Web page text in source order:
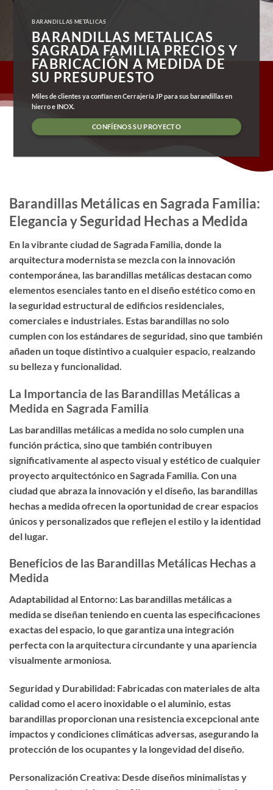
BARANDILLAS METÁLICAS
BARANDILLAS METALICAS
SAGRADA FAMILIA PRECIOS Y
FABRICACIÓN A MEDIDA DE
SU PRESUPUESTO
Miles de clientes ya confían en Cerrajería JP para sus barandillas en
hierro e INOX.
CONFÍENOS SU PROYECTO
Barandillas Metálicas en Sagrada Familia:
Elegancia y Seguridad Hechas a Medida
En la vibrante ciudad de Sagrada Familia, donde la
arquitectura modernista se mezcla con la innovación
contemporánea, las barandillas metálicas destacan como
elementos esenciales tanto en el diseño estético como en
la seguridad estructural de edificios residenciales,
comerciales e industriales. Estas barandillas no solo
cumplen con los estándares de seguridad, sino que también
añaden un toque distintivo a cualquier espacio, realzando
su belleza y funcionalidad.
La Importancia de las Barandillas Metálicas a
Medida en Sagrada Familia
Las barandillas metálicas a medida no solo cumplen una
función práctica, sino que también contribuyen
significativamente al aspecto visual y estético de cualquier
proyecto arquitectónico en Sagrada Familia. Con una
ciudad que abraza la innovación y el diseño, las barandillas
hechas a medida ofrecen la oportunidad de crear espacios
únicos y personalizados que reflejen el estilo y la identidad
del lugar.
Beneficios de las Barandillas Metálicas Hechas a
Medida
Adaptabilidad al Entorno: Las barandillas metálicas a
medida se diseñan teniendo en cuenta las especificaciones
exactas del espacio, lo que garantiza una integración
perfecta con la arquitectura circundante y una apariencia
visualmente armoniosa.
Seguridad y Durabilidad: Fabricadas con materiales de alta
calidad como el acero inoxidable o el aluminio, estas
barandillas proporcionan una resistencia excepcional ante
impactos y condiciones climáticas adversas, asegurando la
protección de los ocupantes y la longevidad del diseño.
Personalización Creativa: Desde diseños minimalistas y